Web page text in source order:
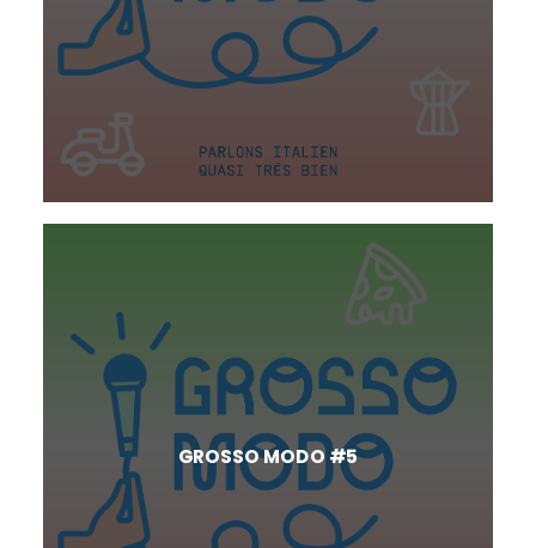
GROSSO MODO #5